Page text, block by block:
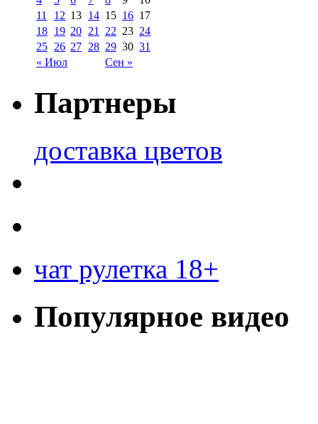
« Июл Сен »
11
12 13 14 15 16 17
18 19 20 21 22 23 24
25 26 27 28 29 30 31
Партнеры
доставка цветов
чат рулетка 18+
Популярное видео